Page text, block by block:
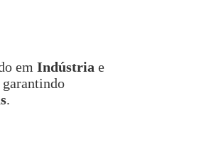
em Indústria e
garantindo
.